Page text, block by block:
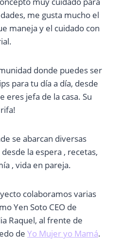
me gusta mucho el
maneja y el cuidado con
donde puedes ser
para tu día a día, desde
eres jefa de la casa. Su
se abarcan diversas
la espera , recetas,
, vida en pareja.
colaboramos varias
Yen Soto CEO de
Raquel, al frente de
de Yo Mujer yo Mamá.